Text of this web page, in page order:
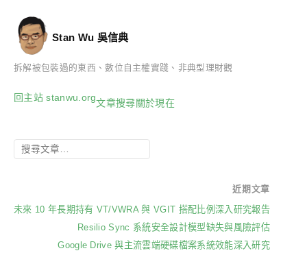
Stan Wu 吳信典
拆解被包裝過的東西、數位自主權實踐、非典型理財觀
回主站 stanwu.org文章搜尋關於現在
近期文章
未來 10 年長期持有 VT/VWRA 與 VGIT 搭配比例深入研究報告
Resilio Sync 系統安全設計模型缺失與風險評估
Google Drive 與主流雲端硬碟檔案系統效能深入研究